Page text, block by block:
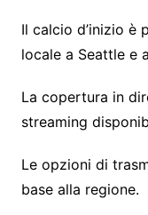
Il calcio d’inizio è
locale a Seattle e
La copertura in
streaming
Le opzioni di
base alla regione.